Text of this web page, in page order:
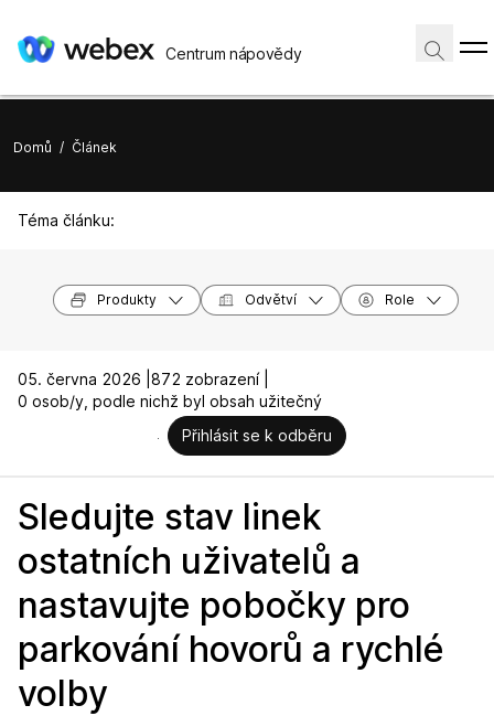
Centrum nápovědy
Domů / Článek
Téma článku:
Produkty Odvětví Role
05. června 2026 | 872 zobrazení |
0 osob/y, podle nichž byl obsah užitečný
Přihlásit se k odběru
Sledujte stav linek
ostatních uživatelů a
nastavujte pobočky pro
parkování hovorů a rychlé
volby